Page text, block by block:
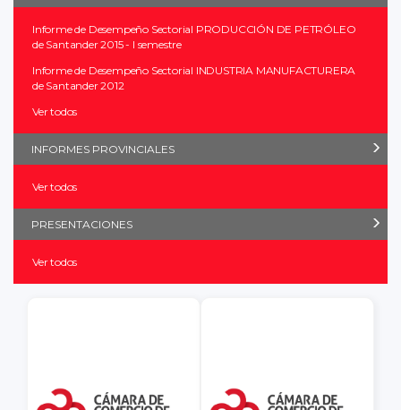
Informe de Desempeño Sectorial PRODUCCIÓN DE PETRÓLEO
de Santander 2015 - I semestre
Informe de Desempeño Sectorial INDUSTRIA MANUFACTURERA
de Santander 2012
Ver todos
INFORMES PROVINCIALES
Ver todos
PRESENTACIONES
Ver todos